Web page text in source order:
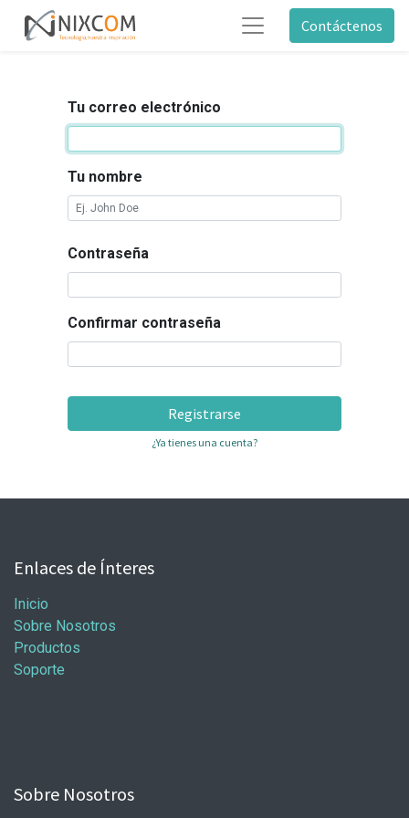
Contáctenos
Tu correo electrónico
Tu nombre
Contraseña
Confirmar contraseña
Registrarse
¿Ya tienes una cuenta?
Enlaces de Ínteres
Inicio
Sobre Nosotros
Productos
Soporte
Sobre Nosotros